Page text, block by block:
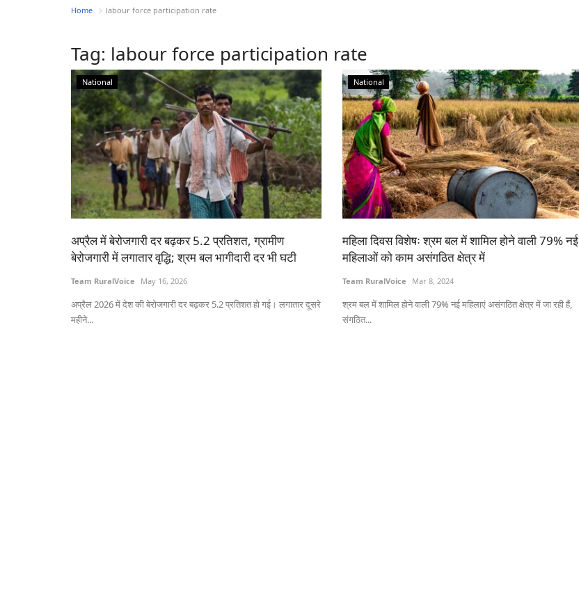
Home labour force participation rate
Tag: labour force participation rate
National
अप्रैल में बेरोजगारी दर बढ़कर 5.2 प्रतिशत, ग्रामीण
बेरोजगारी में लगातार वृद्धि; श्रम बल भागीदारी दर भी घटी
Team RuralVoice May 16, 2026
अप्रैल 2026 में देश की बेरोजगारी दर बढ़कर 5.2 प्रतिशत हो गई। लगातार दूसरे
महीने...
National
महिला दिवस विशेषः श्रम बल में शामिल होने वाली 79% नई
महिलाओं को काम असंगठित क्षेत्र में
Team RuralVoice Mar 8, 2024
श्रम बल में शामिल होने वाली 79% नई महिलाएं असंगठित क्षेत्र में जा रही हैं,
संगठित...